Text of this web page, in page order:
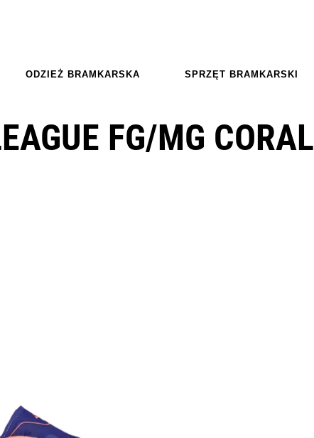
ODZIEŻ BRAMKARSKA SPRZĘT BRAMKARSKI
FG/MG CORAL